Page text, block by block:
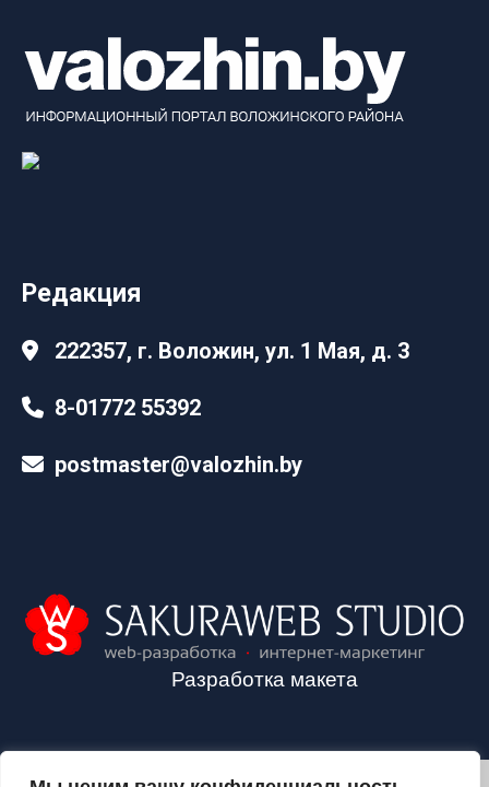
Редакция
222357, г. Воложин, ул. 1 Мая, д. 3
8-01772 55392
postmaster@valozhin.by
Разработка макета